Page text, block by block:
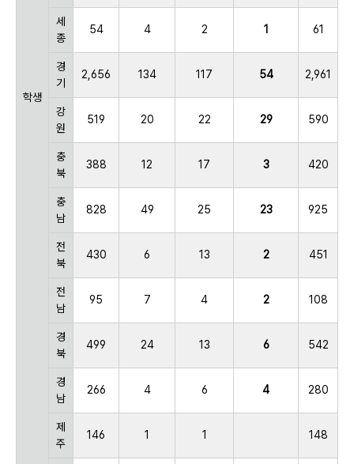
학생
세
종
54 4 2 1 61
경
기
2,656 134 117 54 2,961
강
원
519 20 22 29 590
충
북
388 12 17 3 420
충
남
828 49 25 23 925
전
북
430 6 13 2 451
전
남
95 7 4 2 108
경
북
499 24 13 6 542
경
남
266 4 6 4 280
제
주
146 1 1 148